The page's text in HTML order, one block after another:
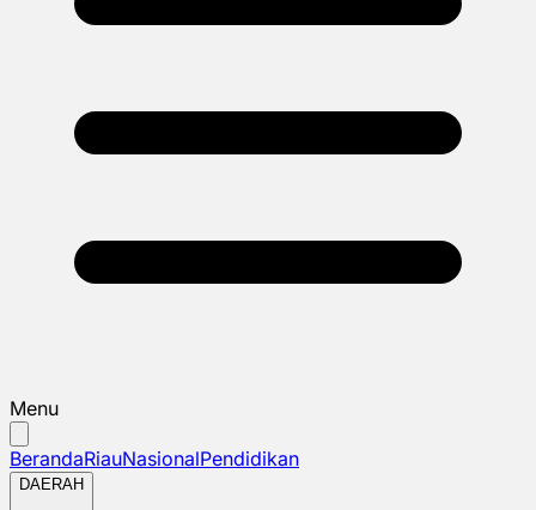
Menu
BerandaRiauNasionalPendidikan
DAERAH